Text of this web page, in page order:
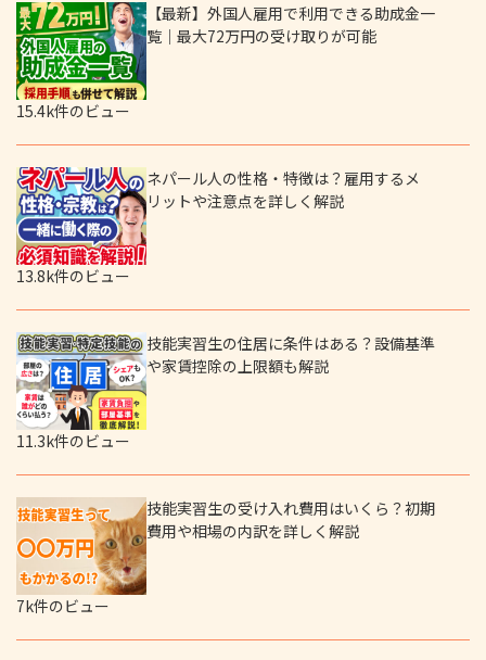
【最新】外国人雇用で利用できる助成金一
覧｜最大72万円の受け取りが可能
15.4k件のビュー
ネパール人の性格・特徴は？雇用するメ
リットや注意点を詳しく解説
13.8k件のビュー
技能実習生の住居に条件はある？設備基準
や家賃控除の上限額も解説
11.3k件のビュー
技能実習生の受け入れ費用はいくら？初期
費用や相場の内訳を詳しく解説
7k件のビュー